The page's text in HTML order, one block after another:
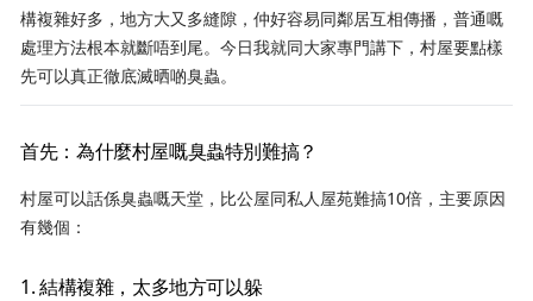
構複雜好多，地方大又多縫隙，仲好容易同鄰居互相傳播，普通嘅
處理方法根本就斷唔到尾。今日我就同大家專門講下，村屋要點樣
先可以真正徹底滅晒啲臭蟲。
首先：為什麼村屋嘅臭蟲特別難搞？
村屋可以話係臭蟲嘅天堂，比公屋同私人屋苑難搞10倍，主要原因
有幾個：
1. 結構複雜，太多地方可以躲